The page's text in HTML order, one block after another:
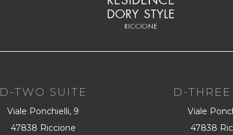
D-TWO SUITE
Viale Ponchielli, 9
47838 Riccione
D-
Viale
47838